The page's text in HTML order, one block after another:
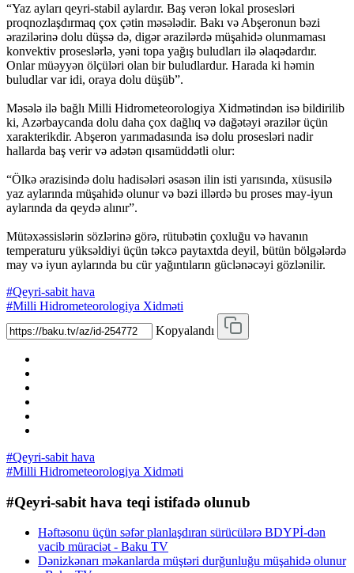
“Yaz ayları qeyri-stabil aylardır. Baş verən lokal prosesləri
proqnozlaşdırmaq çox çətin məsələdir. Bakı və Abşeronun bəzi
ərazilərinə dolu düşsə də, digər ərazilərdə müşahidə olunmaması
konvektiv proseslərlə, yəni topa yağış buludları ilə əlaqədardır.
Onlar müəyyən ölçüləri olan bir buludlardur. Harada ki həmin
buludlar var idi, oraya dolu düşüb”.
Məsələ ilə bağlı Milli Hidrometeorologiya Xidmətindən isə bildirilib
ki, Azərbaycanda dolu daha çox dağlıq və dağətəyi ərazilər üçün
xarakterikdir. Abşeron yarımadasında isə dolu prosesləri nadir
hallarda baş verir və adətən qısamüddətli olur:
“Ölkə ərazisində dolu hadisələri əsasən ilin isti yarısında, xüsusilə
yaz aylarında müşahidə olunur və bəzi illərdə bu proses may-iyun
aylarında da qeydə alınır”.
Mütəxəssislərin sözlərinə görə, rütubətin çoxluğu və havanın
temperaturu yüksəldiyi üçün təkcə paytaxtda deyil, bütün bölgələrdə
may və iyun aylarında bu cür yağıntıların güclənəcəyi gözlənilir.
#Qeyri-sabit hava
#Milli Hidrometeorologiya Xidməti
Kopyalandı
#Qeyri-sabit hava
#Milli Hidrometeorologiya Xidməti
#Qeyri-sabit hava teqi istifadə olunub
Həftəsonu üçün səfər planlaşdıran sürücülərə BDYPİ-dən
vacib müraciət - Baku TV
Dənizkənarı məkanlarda müştəri durğunluğu müşahidə olunur